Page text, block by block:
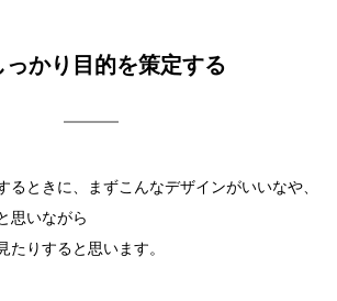
っかり目的を策定する
るときに、まずこんなデザインがいいなや、
思いながら
たりすると思います。